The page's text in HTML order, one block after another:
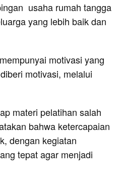
usaha rumah tangga
yang lebih baik dan
motivasi yang
motivasi, melalui
materi pelatihan salah
bahwa ketercapaian
dengan kegiatan
tepat agar menjadi